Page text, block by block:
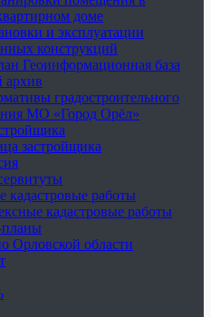
доме
и эксплуатации
конструкций
Геоинформационная база
архив
градостроительного
МО «Город Орёл»
застройщика
кадастровые работы
кадастровые работы
Орловской области